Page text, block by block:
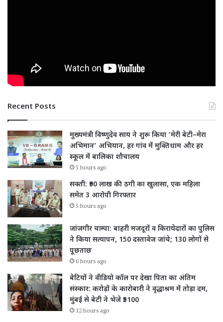
Recent Posts
मुख्यमंत्री विष्णुदेव साय ने शुरू किया ‘मेरी बेटी–मेरा
अभिमान’ अभियान, हर गांव में मुक्तिधाम और हर
स्कूल में बालिका शौचालय
5 hours ago
सक्ती: ₹90 लाख की ठगी का खुलासा, एक महिला
समेत 3 आरोपी गिरफ्तार
5 hours ago
जांजगीर चाम्पा: बाहरी मजदूरों व किरायेदारों का पुलिस
ने किया सत्यापन, 150 दस्तावेज जांचे; 130 लोगों से
पूछताछ
6 hours ago
बेटियों ने वीडियो कॉल पर देखा पिता का अंतिम
संस्कार: करोड़ों के कारोबारी ने वृद्धाश्रम में तोड़ा दम,
मुंबई से बेटी ने भेजे ₹5100
12 hours ago